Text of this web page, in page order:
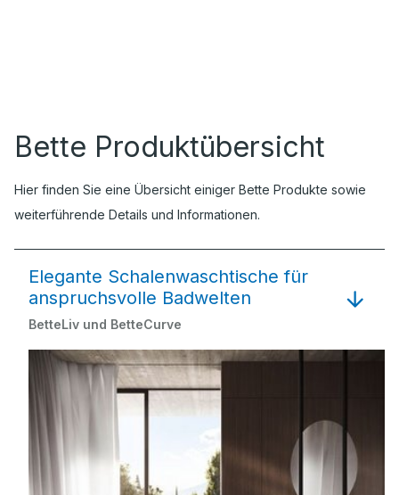
Bette Produktübersicht
Hier finden Sie eine Übersicht einiger Bette Produkte sowie
weiterführende Details und Informationen.
Elegante Schalenwaschtische für
anspruchsvolle Badwelten
BetteLiv und BetteCurve